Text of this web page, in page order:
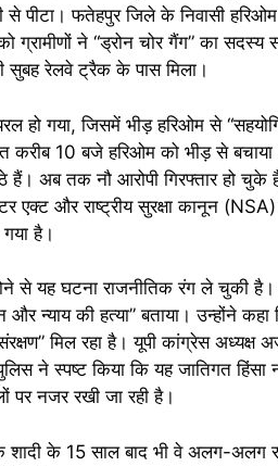
पीटा। फतेहपुर जिले के निवासी
ने “ड्रोन चोर गैंग” का सदस्य
सुबह रेलवे ट्रैक के पास मिला।
हो गया, जिसमें भीड़ हरिओम से
करीब 10 बजे हरिओम को भीड़ से बचाया
हैं। अब तक नौ आरोपी गिरफ्तार हो
एक्ट और राष्ट्रीय सुरक्षा कानून
गया है।
से यह घटना राजनीतिक रंग ले चुकी
न्याय की हत्या” बताया। उन्होंने
मिल रहा है। यूपी कांग्रेस
ने स्पष्ट किया कि यह जातिगत
पर नजर रखी जा रही है।
शादी के 15 साल बाद भी वे अलग-